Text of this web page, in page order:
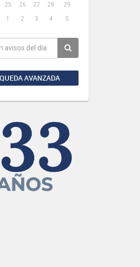
25 26 27 28
29
1 2 3 4 5
AVANZADA